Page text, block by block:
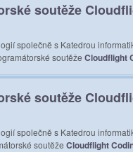
soutěže
společně s Katedrou
soutěžeCloudflight
soutěže
společně s Katedrou
soutěžeCloudflight